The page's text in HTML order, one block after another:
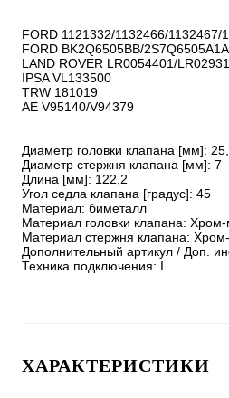
FORD 1121332/1132466/
FORD BK2Q6505BB/
LAND ROVER LR0054401/
IPSA VL133500
TRW 181019
AE V95140/V94379
Диаметр головки клапана [мм]:
Диаметр стержня клапана [мм]: 7
Длина [мм]: 122,2
Угол седла клапана [градус]: 45
Материал: биметалл
Материал головки клапана:
Материал стержня клапана:
Дополнительный артикул / Доп.
Техника подключения: I
ХАРАКТЕРИСТИКИ